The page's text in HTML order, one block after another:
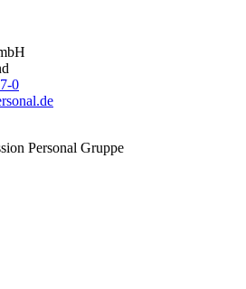
0
Personal Gruppe